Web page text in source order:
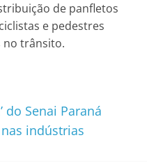
de panfletos
e pedestres
no trânsito.
do Senai Paraná
indústrias